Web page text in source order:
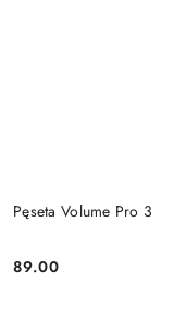
Pęseta Volume Pro 3
Cena:
89.00